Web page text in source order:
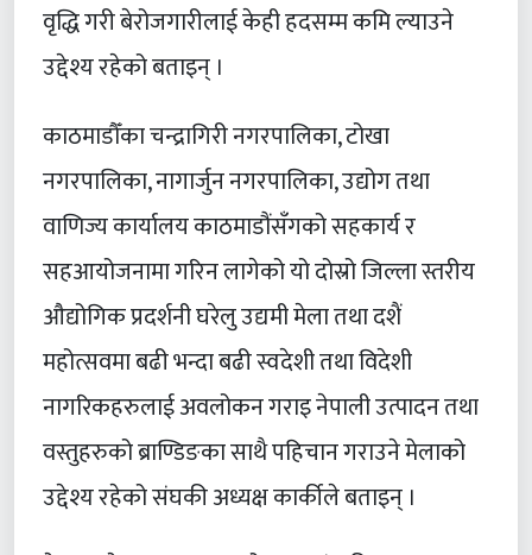
वृद्धि गरी बेरोजगारीलाई केही हदसम्म कमि ल्याउने
उद्देश्य रहेको बताइन् ।
काठमाडौँका चन्द्रागिरी नगरपालिका, टोखा
नगरपालिका, नागार्जुन नगरपालिका, उद्योग तथा
वाणिज्य कार्यालय काठमाडौंसँगको सहकार्य र
सहआयोजनामा गरिन लागेको यो दोस्रो जिल्ला स्तरीय
औद्योगिक प्रदर्शनी घरेलु उद्यमी मेला तथा दशैं
महोत्सवमा बढी भन्दा बढी स्वदेशी तथा विदेशी
नागरिकहरुलाई अवलोकन गराइ नेपाली उत्पादन तथा
वस्तुहरुको ब्राण्डिङका साथै पहिचान गराउने मेलाको
उद्देश्य रहेको संघकी अध्यक्ष कार्कीले बताइन् ।